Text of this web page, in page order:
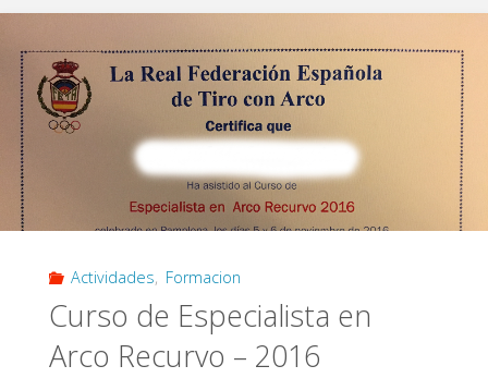
Norias
Otoño
2016"
Actividades, Formacion
Curso de Especialista en
Arco Recurvo – 2016